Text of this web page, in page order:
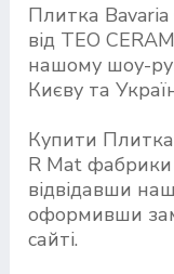
Плитка
від TEO
нашому шоу-
Києву та
Купити
R Mat
відвідавши
оформивши
сайті.